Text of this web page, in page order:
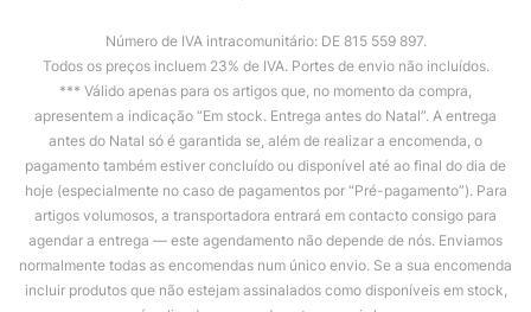
Número de IVA intracomunitário: DE 815 559 897.
Todos os preços incluem 23% de IVA. Portes de envio não incluídos.
*** Válido apenas para os artigos que, no momento da compra,
apresentem a indicação “Em stock. Entrega antes do Natal”. A entrega
antes do Natal só é garantida se, além de realizar a encomenda, o
pagamento também estiver concluído ou disponível até ao final do dia de
hoje (especialmente no caso de pagamentos por “Pré-pagamento”). Para
artigos volumosos, a transportadora entrará em contacto consigo para
agendar a entrega — este agendamento não depende de nós. Enviamos
normalmente todas as encomendas num único envio. Se a sua encomenda
incluir produtos que não estejam assinalados como disponíveis em stock,